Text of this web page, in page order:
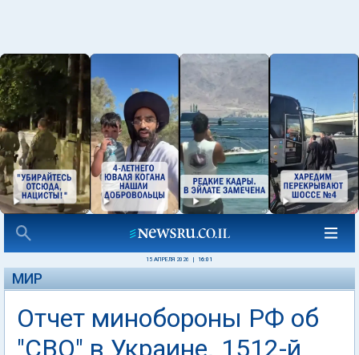
15 АПРЕЛЯ 2026 16:01
МИР
Отчет минобороны РФ об
"СВО" в Украине. 1512-й